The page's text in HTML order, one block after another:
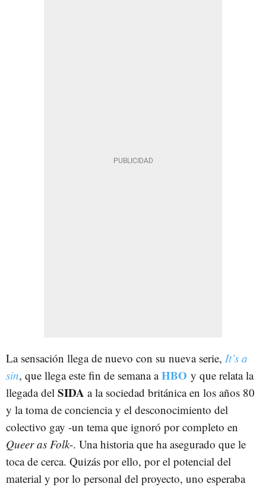
La sensación llega de nuevo con su nueva serie, It’s a
sin, que llega este fin de semana a HBO y que relata la
llegada del SIDA a la sociedad británica en los años 80
y la toma de conciencia y el desconocimiento del
colectivo gay -un tema que ignoró por completo en
Queer as Folk-. Una historia que ha asegurado que le
toca de cerca. Quizás por ello, por el potencial del
material y por lo personal del proyecto, uno esperaba